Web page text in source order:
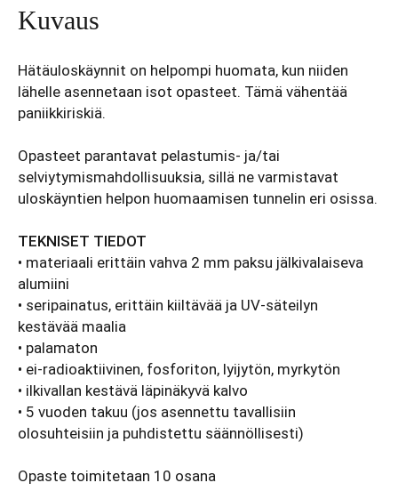
Kuvaus
Hätäuloskäynnit on helpompi huomata, kun niiden
lähelle asennetaan isot opasteet. Tämä vähentää
paniikkiriskiä.
Opasteet parantavat pelastumis- ja/tai
selviytymismahdollisuuksia, sillä ne varmistavat
uloskäyntien helpon huomaamisen tunnelin eri osissa.
TEKNISET TIEDOT
• materiaali erittäin vahva 2 mm paksu jälkivalaiseva
alumiini
• seripainatus, erittäin kiiltävää ja UV-säteilyn
kestävää maalia
• palamaton
• ei-radioaktiivinen, fosforiton, lyijytön, myrkytön
• ilkivallan kestävä läpinäkyvä kalvo
• 5 vuoden takuu (jos asennettu tavallisiin
olosuhteisiin ja puhdistettu säännöllisesti)
Opaste toimitetaan 10 osana